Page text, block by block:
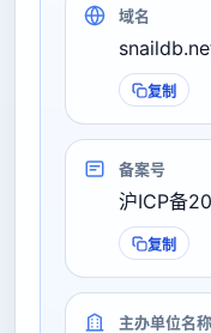
域名
复制
备案号
沪ICP备
复制
主办单位名称